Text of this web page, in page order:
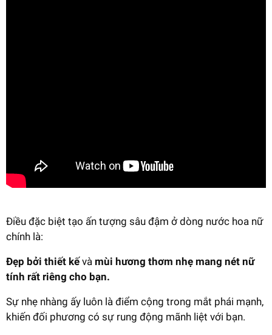
Điều đặc biệt tạo ấn tượng sâu đậm ở dòng nước hoa nữ
chính là:
Đẹp bởi thiết kếvà mùi hương thơm nhẹ mang nét nữ
tính rất riêng cho bạn.
Sự nhẹ nhàng ấy luôn là điểm cộng trong mắt phái mạnh,
khiến đối phương có sự rung động mãnh liệt với bạn.